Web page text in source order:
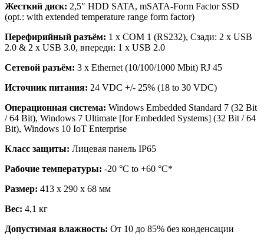
Жесткий диск: 2,5" HDD SATA, mSATA-Form Factor SSD
(opt.: with extended temperature range form factor)
Перефирийный разъём: 1 x COM 1 (RS232), Сзади: 2 x USB
2.0 & 2 x USB 3.0, впереди: 1 x USB 2.0
Сетевой разъём: 3 x Ethernet (10/100/1000 Mbit) RJ 45
Источник питания: 24 VDC +/- 25% (18 to 30 VDC)
Операционная система: Windows Embedded Standard 7 (32 Bit
/ 64 Bit), Windows 7 Ultimate [for Embedded Systems] (32 Bit / 64
Bit), Windows 10 IoT Enterprise
Класс защиты: Лицевая панель IP65
Рабочие температуры: -20 °C to +60 °C*
Размер: 413 x 290 x 68 мм
Вес: 4,1 кг
Допустимая влажность: От 10 до 85% без конденсации